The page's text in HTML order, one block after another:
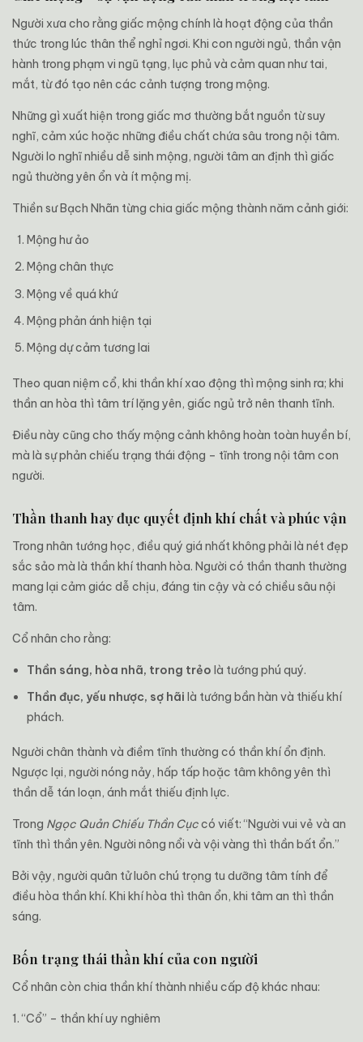
Người xưa cho rằng giấc mộng chính là hoạt động của thần
thức trong lúc thân thể nghỉ ngơi. Khi con người ngủ, thần vận
hành trong phạm vi ngũ tạng, lục phủ và cảm quan như tai,
mắt, từ đó tạo nên các cảnh tượng trong mộng.
Những gì xuất hiện trong giấc mơ thường bắt nguồn từ suy
nghĩ, cảm xúc hoặc những điều chất chứa sâu trong nội tâm.
Người lo nghĩ nhiều dễ sinh mộng, người tâm an định thì giấc
ngủ thường yên ổn và ít mộng mị.
Thiền sư Bạch Nhãn từng chia giấc mộng thành năm cảnh giới:
Mộng hư ảo
Mộng chân thực
Mộng về quá khứ
Mộng phản ánh hiện tại
Mộng dự cảm tương lai
Theo quan niệm cổ, khi thần khí xao động thì mộng sinh ra; khi
thần an hòa thì tâm trí lặng yên, giấc ngủ trở nên thanh tĩnh.
Điều này cũng cho thấy mộng cảnh không hoàn toàn huyền bí,
mà là sự phản chiếu trạng thái động – tĩnh trong nội tâm con
người.
Thần thanh hay đục quyết định khí chất và phúc vận
Trong nhân tướng học, điều quý giá nhất không phải là nét đẹp
sắc sảo mà là thần khí thanh hòa. Người có thần thanh thường
mang lại cảm giác dễ chịu, đáng tin cậy và có chiều sâu nội
tâm.
Cổ nhân cho rằng:
Thần sáng, hòa nhã, trong trẻo là tướng phú quý.
Thần đục, yếu nhược, sợ hãi là tướng bần hàn và thiếu khí
phách.
Người chân thành và điềm tĩnh thường có thần khí ổn định.
Ngược lại, người nóng nảy, hấp tấp hoặc tâm không yên thì
thần dễ tán loạn, ánh mắt thiếu định lực.
Trong Ngọc Quản Chiếu Thần Cụccó viết: “Người vui vẻ và an
tĩnh thì thần yên. Người nông nổi và vội vàng thì thần bất ổn.”
Bởi vậy, người quân tử luôn chú trọng tu dưỡng tâm tính để
điều hòa thần khí. Khi khí hòa thì thân ổn, khi tâm an thì thần
sáng.
Bốn trạng thái thần khí của con người
Cổ nhân còn chia thần khí thành nhiều cấp độ khác nhau:
1. “Cổ” – thần khí uy nghiêm